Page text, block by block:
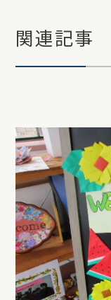
関連記事